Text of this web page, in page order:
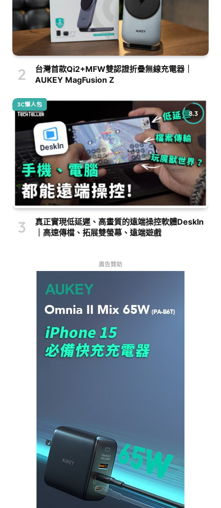
台灣首款Qi2+MFW雙認證折疊無線充電器｜
AUKEY MagFusion Z
8.3
3C懶人包
真正實現低延遲、高畫質的遠端操控軟體DeskIn
｜高速傳檔、拓展雙螢幕、遠端遊戲
廣告贊助